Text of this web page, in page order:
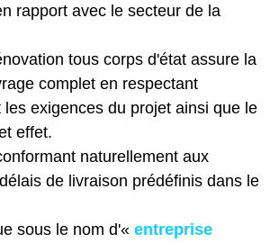
rapport avec le secteur de la
tous corps d'état assure la
complet en respectant
exigences du projet ainsi que le
effet.
naturellement aux
de livraison prédéfinis dans le
sous le nom d'« entreprise